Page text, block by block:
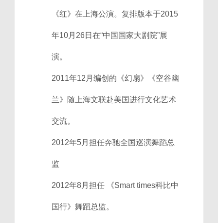
《红》在上海公演。复排版本于2015
年10月26日在“中国国家大剧院”展
演。
2011年12月编创的《幻扇》《空谷幽
兰》随上海文联赴美国进行文化艺术
交流。
2012年5月担任奔驰全国巡演舞蹈总
监
2012年8月担任 《Smart times科比中
国行》舞蹈总监。